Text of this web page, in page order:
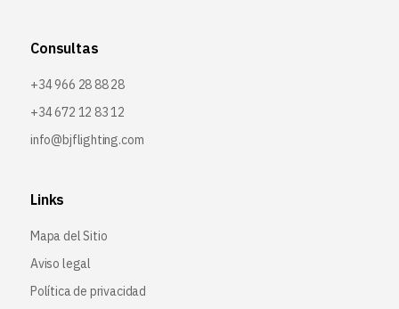
Consultas
+34 966 28 88 28
+34 672 12 83 12
info@bjflighting.com
Links
Mapa del Sitio
Aviso legal
Política de privacidad